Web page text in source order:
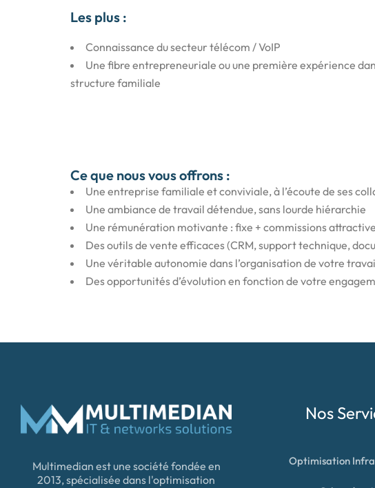
Les plus :
Connaissance du secteur télécom / VoIP
Une fibre entrepreneuriale ou une première expérience
structure familiale
Ce que nous vous offrons :
Une entreprise familiale et conviviale, à l’écoute de ses
Une ambiance de travail détendue, sans lourde hiérarchie
Une rémunération motivante : fixe + commissions
Des outils de vente efficaces (CRM, support technique,
Une véritable autonomie dans l’organisation de votre
Des opportunités d’évolution en fonction de votre
Multimedian est une société fondée en
2013, spécialisée dans l'optimisation
Nos
Optimisation